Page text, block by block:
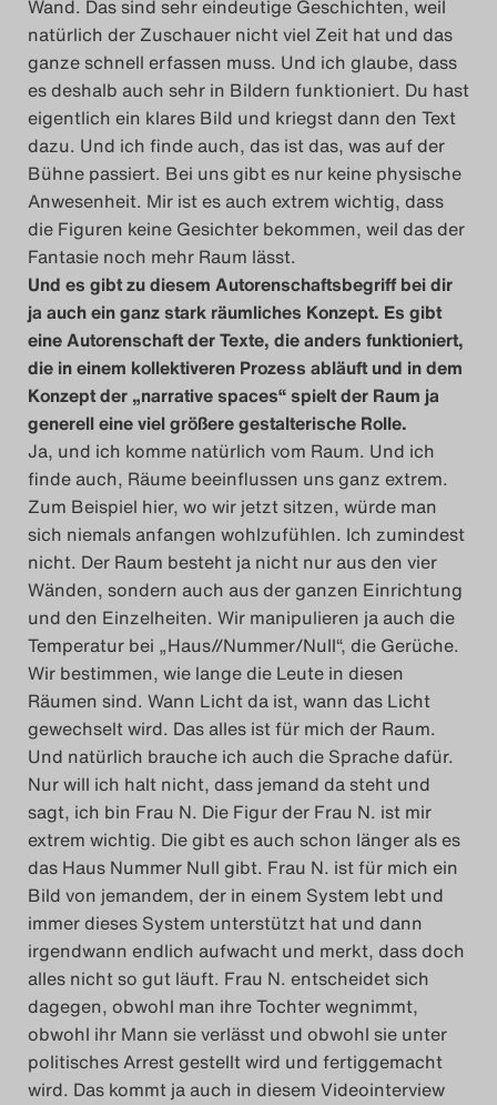
Wand. Das sind sehr eindeutige Geschichten, weil
natürlich der Zuschauer nicht viel Zeit hat und das
ganze schnell erfassen muss. Und ich glaube, dass
es deshalb auch sehr in Bildern funktioniert. Du hast
eigentlich ein klares Bild und kriegst dann den Text
dazu. Und ich finde auch, das ist das, was auf der
Bühne passiert. Bei uns gibt es nur keine physische
Anwesenheit. Mir ist es auch extrem wichtig, dass
die Figuren keine Gesichter bekommen, weil das der
Fantasie noch mehr Raum lässt.
Und es gibt zu diesem Autorenschaftsbegriff bei dir
ja auch ein ganz stark räumliches Konzept. Es gibt
eine Autorenschaft der Texte, die anders funktioniert,
die in einem kollektiveren Prozess abläuft und in dem
Konzept der „narrative spaces“ spielt der Raum ja
generell eine viel größere gestalterische Rolle.
Ja, und ich komme natürlich vom Raum. Und ich
finde auch, Räume beeinflussen uns ganz extrem.
Zum Beispiel hier, wo wir jetzt sitzen, würde man
sich niemals anfangen wohlzufühlen. Ich zumindest
nicht. Der Raum besteht ja nicht nur aus den vier
Wänden, sondern auch aus der ganzen Einrichtung
und den Einzelheiten. Wir manipulieren ja auch die
Temperatur bei „Haus//Nummer/Null“, die Gerüche.
Wir bestimmen, wie lange die Leute in diesen
Räumen sind. Wann Licht da ist, wann das Licht
gewechselt wird. Das alles ist für mich der Raum.
Und natürlich brauche ich auch die Sprache dafür.
Nur will ich halt nicht, dass jemand da steht und
sagt, ich bin Frau N. Die Figur der Frau N. ist mir
extrem wichtig. Die gibt es auch schon länger als es
das Haus Nummer Null gibt. Frau N. ist für mich ein
Bild von jemandem, der in einem System lebt und
immer dieses System unterstützt hat und dann
irgendwann endlich aufwacht und merkt, dass doch
alles nicht so gut läuft. Frau N. entscheidet sich
dagegen, obwohl man ihre Tochter wegnimmt,
obwohl ihr Mann sie verlässt und obwohl sie unter
politisches Arrest gestellt wird und fertiggemacht
wird. Das kommt ja auch in diesem Videointerview